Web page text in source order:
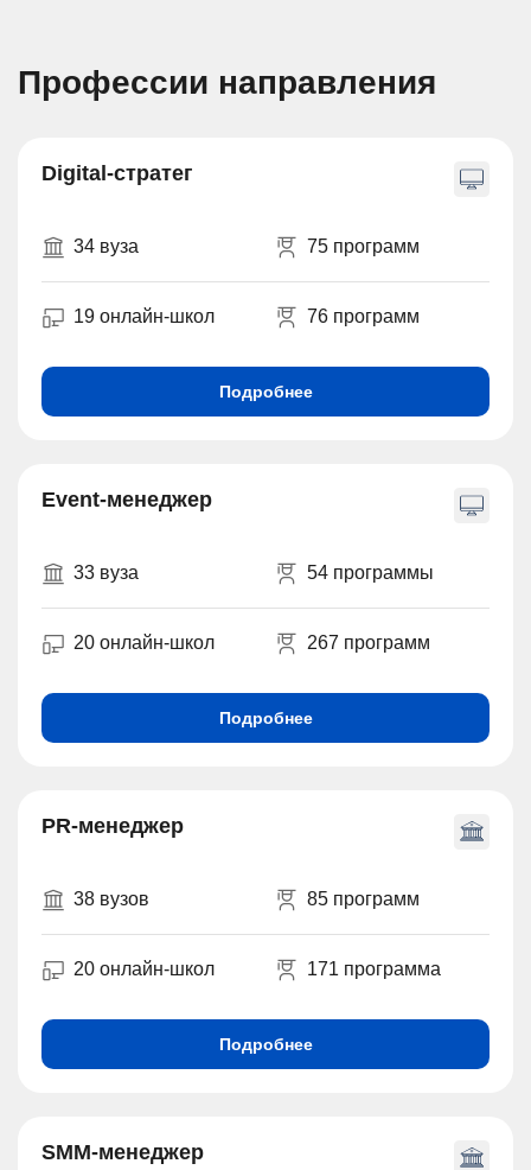
Профессии направления
Digital-стратег
34 вуза 75 программ
19 онлайн-школ 76 программ
Подробнее
Event-менеджер
33 вуза 54 программы
20 онлайн-школ 267 программ
Подробнее
PR-менеджер
38 вузов 85 программ
20 онлайн-школ 171 программа
Подробнее
SMM-менеджер